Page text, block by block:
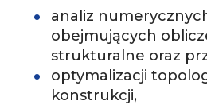
­analiz
obejmujących
strukturalne oraz
­optymalizacji
konstrukcji,